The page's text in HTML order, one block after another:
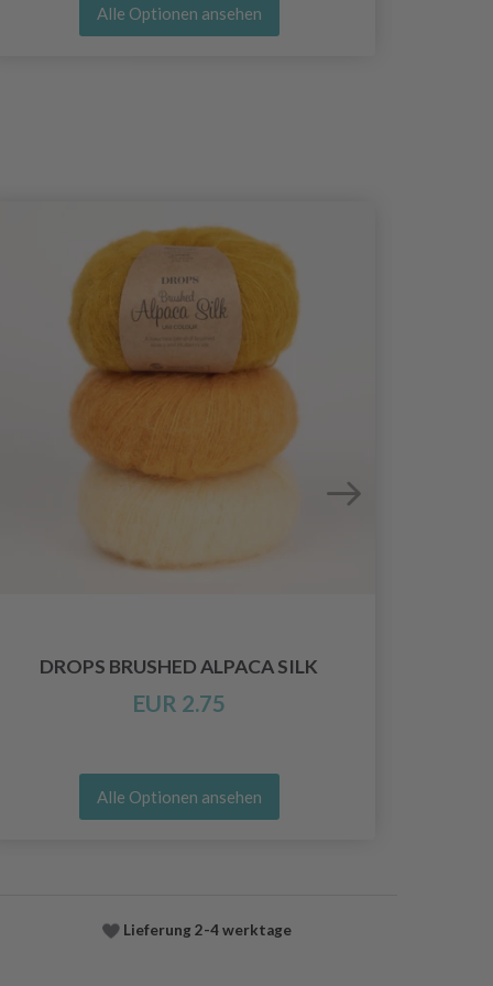
Alle Optionen ansehen
DROPS BRUSHED ALPACA SILK
EUR 2.75
Alle Optionen ansehen
Lieferung 2-4 werktage